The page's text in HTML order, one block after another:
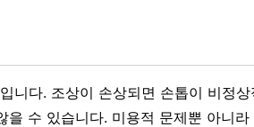
니다. 조상이 손상되면 손톱이 비정
수 있습니다. 미용적 문제뿐 아니라